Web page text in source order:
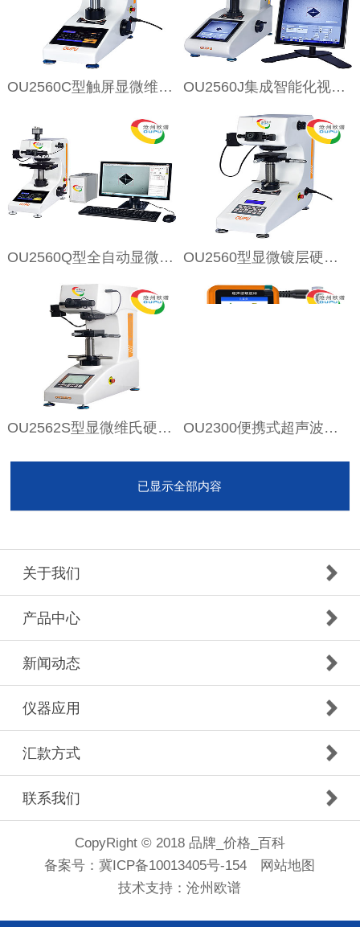
OU2560C型触屏显微维氏硬度计 OU2560J集成智能化视觉显微维氏硬度计
OU2560Q型全自动显微硬度计 OU2560型显微镀层硬度计
OU2562S型显微维氏硬度计 OU2300便携式超声波镀层硬度计
已显示全部内容
关于我们
产品中心
新闻动态
仪器应用
汇款方式
联系我们
CopyRight © 2018 品牌_价格_百科
备案号：冀ICP备10013405号-154
网站地图
技术支持：沧州欧谱